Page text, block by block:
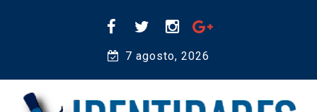
7 agosto, 2026
IDENTIDADES
Periodismo de Opinión e Investigación